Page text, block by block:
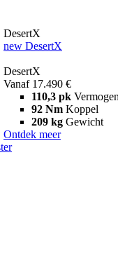
DesertX
new DesertX
DesertX
Vanaf 17.490 €
110,3 pk Vermogen
92 Nm Koppel
209 kg Gewicht
Ontdek meer